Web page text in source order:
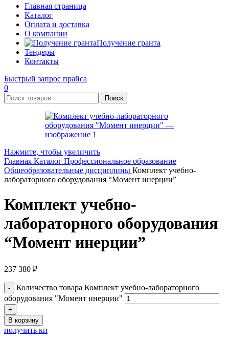
Главная страница
Каталог
Оплата и доставка
О компании
Получение гранта
Тендеры
Контакты
Быстрый запрос прайса
0
Поиск
Нажмите, чтобы увеличить
Главная Каталог Профессиональное образование
Общеобразовательные дисциплины Комплект учебно-
лабораторного оборудования “Момент инерции”
Комплект учебно-
лабораторного оборудования
“Момент инерции”
237 380 ₽
Количество товара Комплект учебно-лабораторного
оборудования "Момент инерции"
В корзину
получить кп